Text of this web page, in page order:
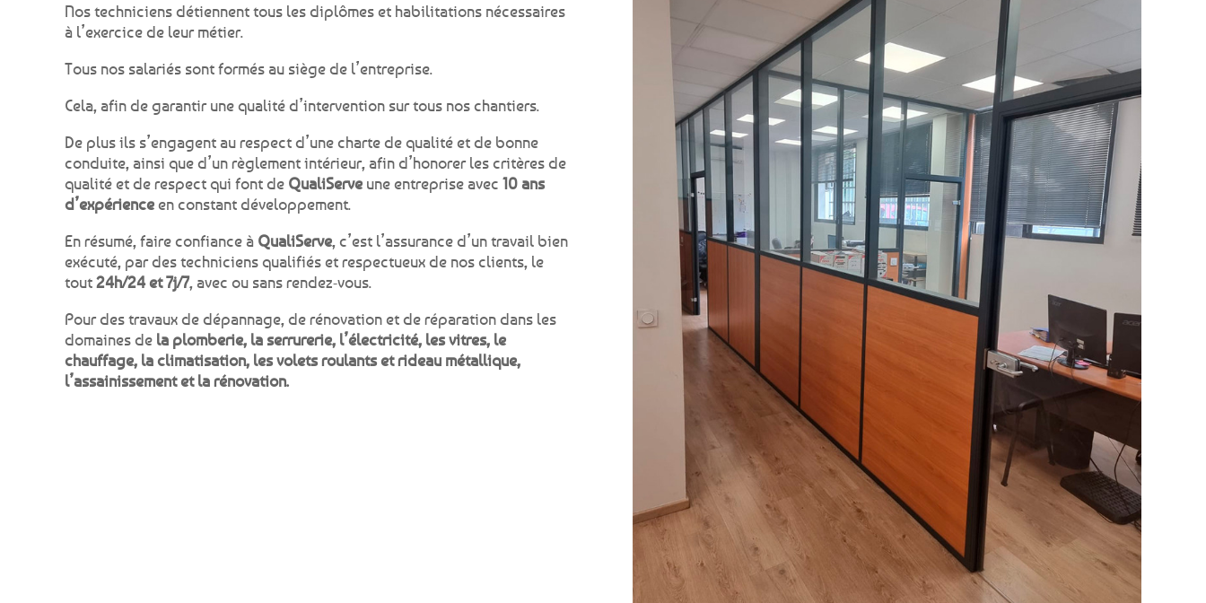
Nos techniciens détiennent tous les diplômes et habilitations nécessaires
à l’exercice de leur métier.
Tous nos salariés sont formés au siège de l’entreprise.
Cela, afin de garantir une qualité d’intervention sur tous nos chantiers.
De plus ils s’engagent au respect d’une charte de qualité et de bonne
conduite, ainsi que d’un règlement intérieur, afin d’honorer les critères de
qualité et de respect qui font de QualiServe une entreprise avec 10 ans
d’expérienceen constant développement.
En résumé, faire confiance à QualiServe, c’est l’assurance d’un travail bien
exécuté, par des techniciens qualifiés et respectueux de nos clients, le
tout24h/24 et 7j/7, avec ou sans rendez-vous.
Pour des travaux de dépannage, de rénovation et de réparation dans les
domaines de la plomberie, la serrurerie, l’électricité, les vitres, le
chauffage, la climatisation, les volets roulants et rideau métallique,
l’assainissement et la rénovation.